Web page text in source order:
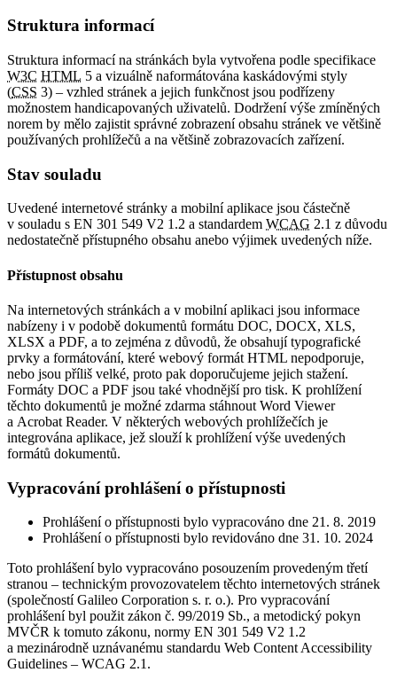
Struktura informací
Struktura informací na stránkách byla vytvořena podle specifikace
W3C HTML 5 a vizuálně naformátována kaskádovými styly
(CSS 3) – vzhled stránek a jejich funkčnost jsou podřízeny
možnostem handicapovaných uživatelů. Dodržení výše zmíněných
norem by mělo zajistit správné zobrazení obsahu stránek ve většině
používaných prohlížečů a na většině zobrazovacích zařízení.
Stav souladu
Uvedené internetové stránky a mobilní aplikace jsou částečně
v souladu s EN 301 549 V2 1.2 a standardem WCAG 2.1 z důvodu
nedostatečně přístupného obsahu anebo výjimek uvedených níže.
Přístupnost obsahu
Na internetových stránkách a v mobilní aplikaci jsou informace
nabízeny i v podobě dokumentů formátu DOC, DOCX, XLS,
XLSX a PDF, a to zejména z důvodů, že obsahují typografické
prvky a formátování, které webový formát HTML nepodporuje,
nebo jsou příliš velké, proto pak doporučujeme jejich stažení.
Formáty DOC a PDF jsou také vhodnější pro tisk. K prohlížení
těchto dokumentů je možné zdarma stáhnout Word Viewer
a Acrobat Reader. V některých webových prohlížečích je
integrována aplikace, jež slouží k prohlížení výše uvedených
formátů dokumentů.
Vypracování prohlášení o přístupnosti
Prohlášení o přístupnosti bylo vypracováno dne 21. 8. 2019
Prohlášení o přístupnosti bylo revidováno dne 31. 10. 2024
Toto prohlášení bylo vypracováno posouzením provedeným třetí
stranou – technickým provozovatelem těchto internetových stránek
(společností Galileo Corporation s. r. o.). Pro vypracování
prohlášení byl použit zákon č. 99/2019 Sb., a metodický pokyn
MVČR k tomuto zákonu, normy EN 301 549 V2 1.2
a mezinárodně uznávanému standardu Web Content Accessibility
Guidelines – WCAG 2.1.